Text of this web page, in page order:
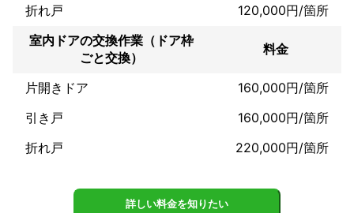
お写真などあれば
あまりにもひどい場合
範囲が大きすぎ場合には
折れ戸
120,000円/箇所
室内ドアの交換作業（ドア枠
ごと交換）
料金
片開きドア
160,000円/箇所
引き戸
160,000円/箇所
折れ戸
220,000円/箇所
詳しい料金を知りたい